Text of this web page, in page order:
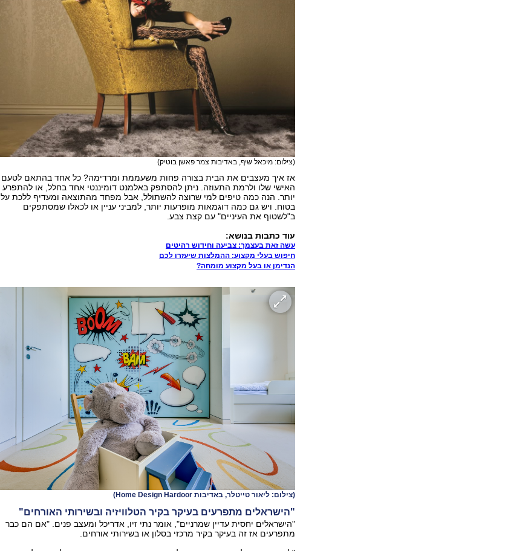
(צילום: מיכאל שיף, באדיבות צמר פאשן בוטיק)
אז איך מעצבים את הבית בצורה פחות משעממת ומרדימה? כל אחד בהתאם לטעם
האישי שלו ולרמת התעוזה. ניתן להסתפק באלמנט דומיננטי אחד בחלל, או להתפרע
יותר. הנה כמה טיפים למי שרוצה להשתולל, אבל מפחד מהתוצאה ומעדיף ללכת על
בטוח. ויש גם כמה דוגמאות מופרעות יותר, למביני עניין או לכאלו שמסתפקים
ב"לשטוף את העיניים" עם קצת צבע.
עוד כתבות בנושא:
עשה זאת בעצמך: צביעה וחידוש רהיטים
חיפוש בעלי מקצוע: ההמלצות שיעזרו לכם
הנדימן או בעל מקצוע מומחה?
(צילום: ליאור טייטלר, באדיבות Home Design Hardoor)
"הישראלים מתפרעים בעיקר בקיר הטלוויזיה ובשירותי האורחים"
"הישראלים יחסית עדיין שמרניים", אומר נתי זיו, אדריכל ומעצב פנים. "אם הם כבר
מתפרעים אז זה בעיקר בקיר מרכזי בסלון או בשירותי אורחים.